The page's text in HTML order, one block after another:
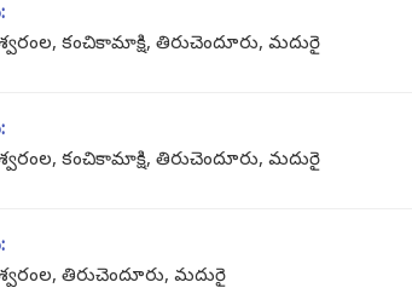
కంచికామాక్షి, తిరుచెందూరు, మదురై
కంచికామాక్షి, తిరుచెందూరు, మదురై
తిరుచెందూరు, మదురై